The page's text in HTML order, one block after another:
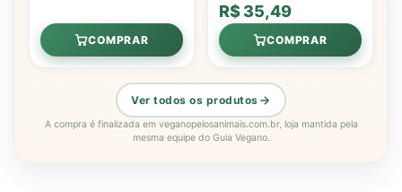
COMPRAR
R$ 35,49
COMPRAR
Ver todos os produtos
A compra é finalizada em veganopelosanimais.com.br, loja mantida pela
mesma equipe do Guia Vegano.